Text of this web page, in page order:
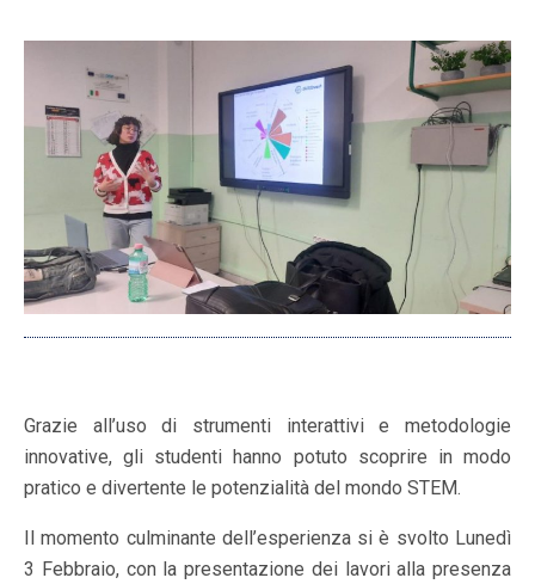
Grazie all’uso di strumenti interattivi e metodologie
innovative, gli studenti hanno potuto scoprire in modo
pratico e divertente le potenzialità del mondo STEM.
Il momento culminante dell’esperienza si è svolto Lunedì
3 Febbraio, con la presentazione dei lavori alla presenza